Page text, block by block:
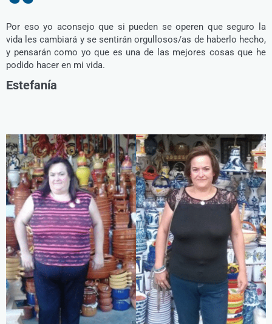
Por eso yo aconsejo que si pueden se operen que seguro la
vida les cambiará y se sentirán orgullosos/as de haberlo hecho,
y pensarán como yo que es una de las mejores cosas que he
podido hacer en mi vida.
Estefanía